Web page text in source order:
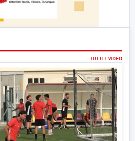
TUTTI I VIDEO